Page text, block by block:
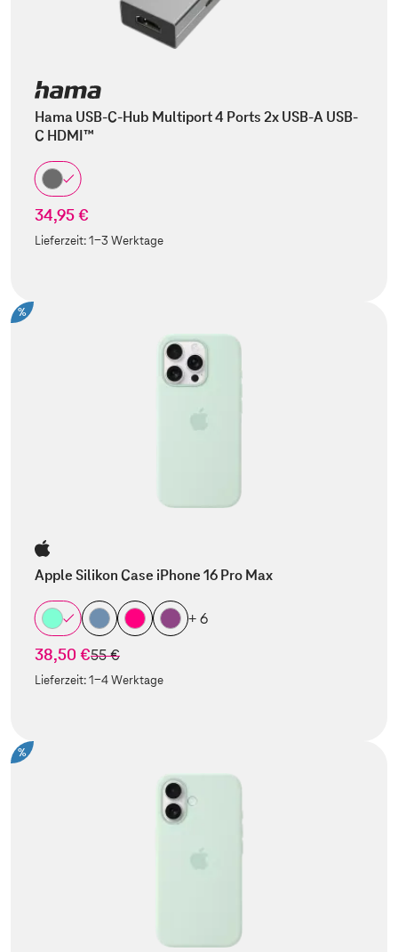
Hama USB-C-Hub Multiport 4 Ports 2x USB-A USB-
C HDMI™
34,95 €
Lieferzeit:1-3 Werktage
%
Apple Silikon Case iPhone 16 Pro Max
+ 6
38,50 €statt
55 €
Lieferzeit:1-4 Werktage
%